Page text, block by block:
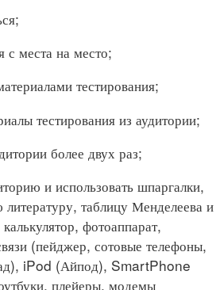
места на место;
тестирования;
тестирования из аудитории;
более двух раз;
и использовать шпаргалки,
таблицу Менделеева и
фотоаппарат,
(пейджер, сотовые телефоны,
iPod (Айпод), SmartPhone
плейеры, модемы